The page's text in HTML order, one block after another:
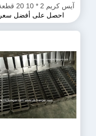
مل أو 95 مل
احصل على أفضل سعر